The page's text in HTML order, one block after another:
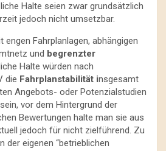
Halte seien zwar grundsätzlich
jedoch nicht umsetzbar.
engen Fahrplanlagen, abhängigen
und begrenzter
Halte würden nach
die Fahrplanstabilität insgesamt
Angebots- oder Potenzialstudien
vor dem Hintergrund der
Bewertungen halte man sie aus
jedoch für nicht zielführend. Zu
der eigenen “betrieblichen